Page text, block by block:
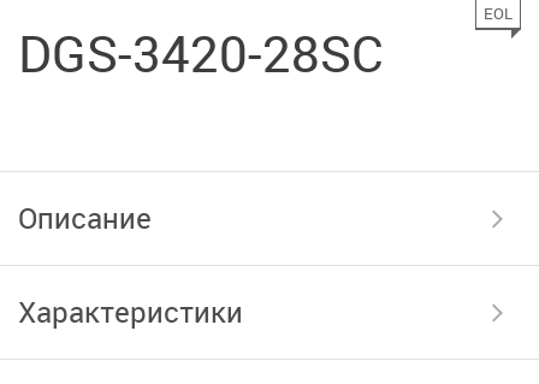
DGS-3420-28SC
EOL
Описание
Характеристики